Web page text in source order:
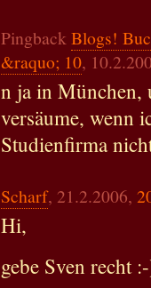
PingbackBlogs!
&raquo; 10,
n ja in München,
versäume, wenn
Studienfirma
Scharf, 21.2.2006,
Hi,
gebe Sven recht